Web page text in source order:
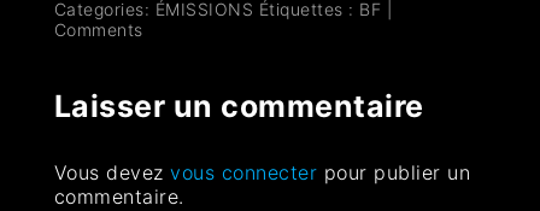
Categories: ÉMISSIONS Étiquettes : BF
Comments
Laisser un commentaire
Vous devezvous connecter pour publier un
commentaire.